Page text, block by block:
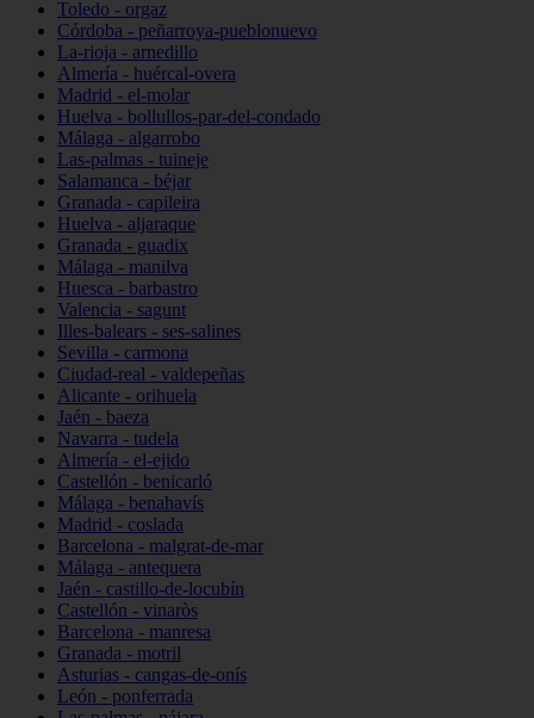
Toledo - orgaz
Córdoba - peñarroya-pueblonuevo
La-rioja - arnedillo
Almería - huércal-overa
Madrid - el-molar
Huelva - bollullos-par-del-condado
Málaga - algarrobo
Las-palmas - tuineje
Salamanca - béjar
Granada - capileira
Huelva - aljaraque
Granada - guadix
Málaga - manilva
Huesca - barbastro
Valencia - sagunt
Illes-balears - ses-salines
Sevilla - carmona
Ciudad-real - valdepeñas
Alicante - orihuela
Jaén - baeza
Navarra - tudela
Almería - el-ejido
Castellón - benicarló
Málaga - benahavís
Madrid - coslada
Barcelona - malgrat-de-mar
Málaga - antequera
Jaén - castillo-de-locubín
Castellón - vinaròs
Barcelona - manresa
Granada - motril
Asturias - cangas-de-onís
León - ponferrada